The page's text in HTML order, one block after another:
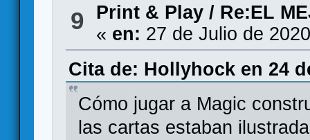
9 Print & Play/ Re:EL
« en: 27 de Julio de
Cita de: Hollyhock en 24
Cómo jugar a Magic
las cartas estaban